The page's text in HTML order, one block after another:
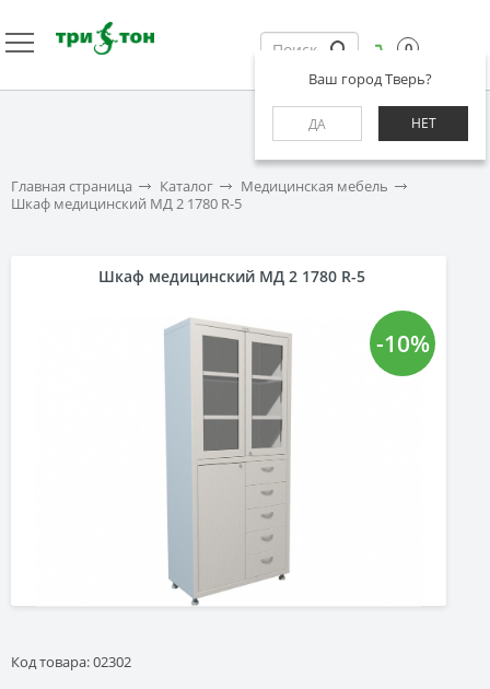
Ваш город Тверь?
ДА НЕТ
0
Главная страница Каталог
Медицинская мебель
Шкаф медицинский МД 2 1780 R-5
Шкаф медицинский МД 2 1780 R-5
-10%
Код товара: 02302